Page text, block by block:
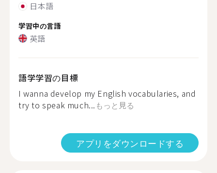
日本語
学習中の言語
英語
語学学習の目標
I wanna develop my English vocabularies, and
try to speak much... もっと見る
アプリをダウンロードする